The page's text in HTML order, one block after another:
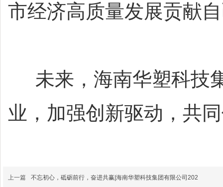
市经济高质量发展贡献
未来，海南华塑科技
业，加强创新驱动，共
上一篇 不忘初心，砥砺前行，奋进共赢|海南华塑科技集团有限公司202